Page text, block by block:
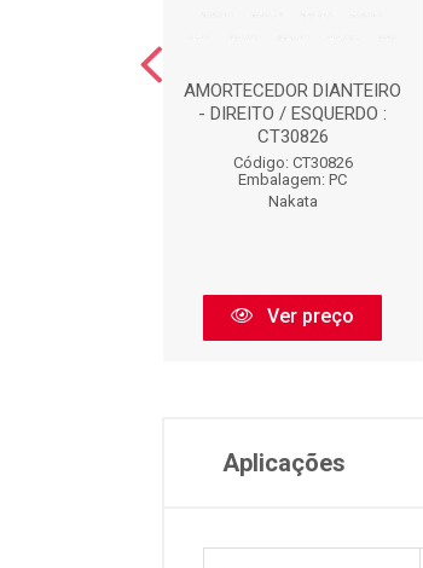
AMORTECEDOR DIANTEIRO
- DIREITO / ESQUERDO :
CT30826
Código: CT30826
Embalagem: PC
Nakata
Ver preço
Aplicações